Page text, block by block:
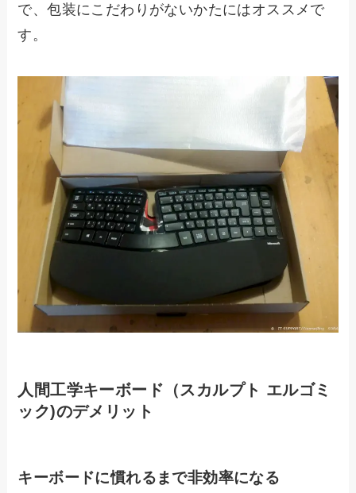
で、包装にこだわりがないかたにはオススメで
す。
人間工学キーボード（スカルプト エルゴミ
ック)のデメリット
キーボードに慣れるまで非効率になる